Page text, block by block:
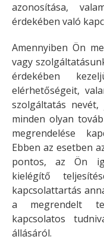
azonosítása,
érdekében való
Amennyiben Ön
vagy
érdekében
elérhetőségeit,
szolgáltatás
minden olyan
megrendelése
Ebben az esetben
pontos, az Ön
kielégítő
kapcsolattartás
a megrendelt
kapcsolatos
állásáról.